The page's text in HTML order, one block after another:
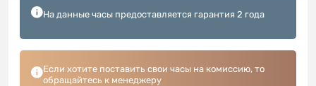
На данные часы предоставляется гарантия 2 года
Если хотите поставить свои часы на комиссию, то
обращайтесь к менеджеру